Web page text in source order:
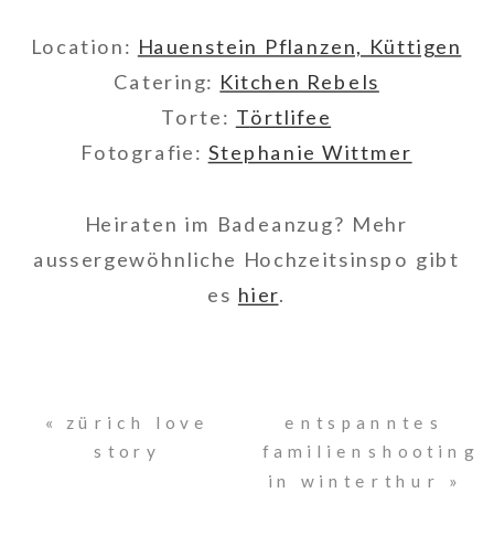
Location: Hauenstein Pflanzen, Küttigen
Catering: Kitchen Rebels
Torte: Törtlifee
Fotografie: Stephanie Wittmer
Heiraten im Badeanzug? Mehr
aussergewöhnliche Hochzeitsinspo gibt
es hier
« zürich love
story
entspanntes
familienshooting
in winterthur
»